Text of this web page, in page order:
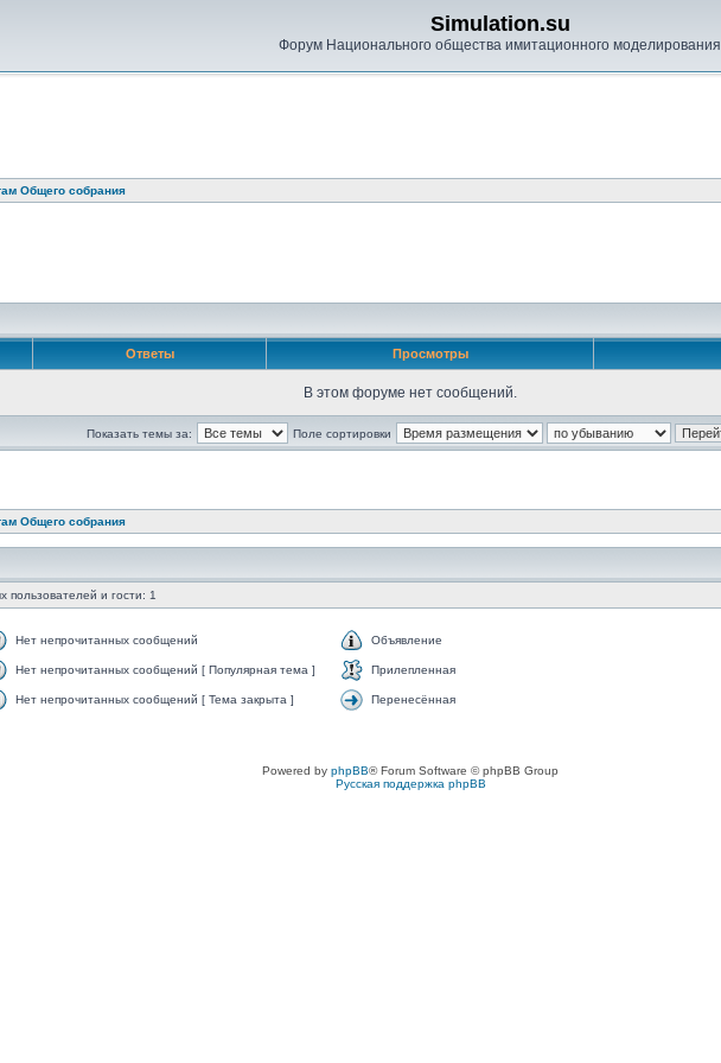
Simulation.su
Форум Национального общества имитационного моделирования
Общего собрания
Ответы Просмотры
В этом форуме нет сообщений.
Показать темы за: Поле сортировки
Общего собрания
пользователей и гости: 1
Нет непрочитанных сообщений Объявление
Нет непрочитанных сообщений [ Популярная тема ] Прилепленная
Нет непрочитанных сообщений [ Тема закрыта ] Перенесённая
Powered by phpBB® Forum Software © phpBB Group
Русская поддержка phpBB